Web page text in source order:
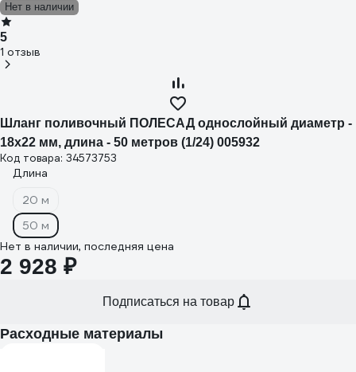
Нет в наличии
5
1 отзыв
Шланг поливочный ПОЛЕСАД однослойный диаметр -
18х22 мм, длина - 50 метров (1/24) 005932
Код товара: 34573753
Длина
20 м
50 м
Нет в наличии, последняя цена
2 928 ₽
Подписаться на товар
Расходные материалы